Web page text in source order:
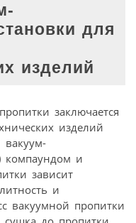
для
изделий
заключается
изделий
вакуум-
компаундом и
зависит
и
вакуумной пропитки